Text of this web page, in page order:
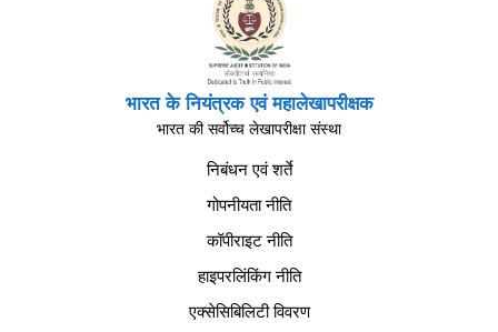
भारत के नियंत्रक एवं महालेखापरीक्षक
भारत की सर्वोच्च लेखापरीक्षा संस्था
निबंधन एवं शर्ते
गोपनीयता नीति
कॉपीराइट नीति
हाइपरलिंकिंग नीति
एक्सेसिबिलिटी विवरण